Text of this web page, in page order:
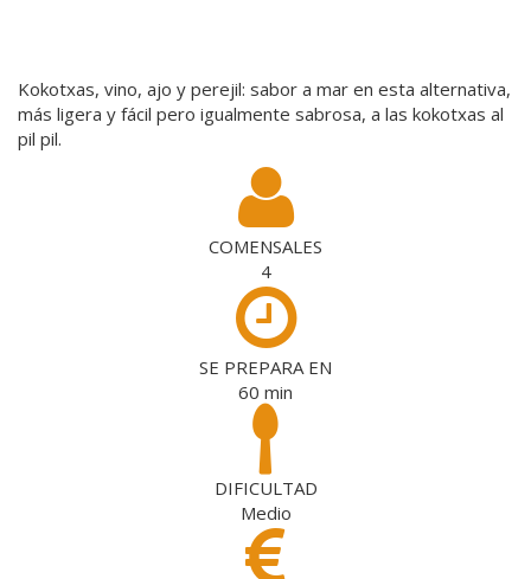
Kokotxas, vino, ajo y perejil: sabor a mar en esta alternativa,
más ligera y fácil pero igualmente sabrosa, a las kokotxas al
pil pil.
COMENSALES
4
SE PREPARA EN
60 min
DIFICULTAD
Medio